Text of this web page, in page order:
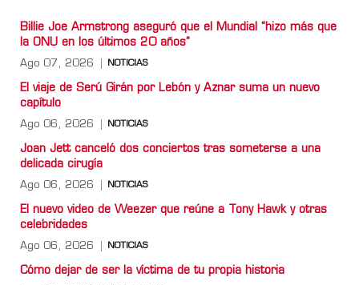
Billie Joe Armstrong aseguró que el Mundial “hizo más que
la ONU en los últimos 20 años”
Ago 07, 2026 NOTICIAS
El viaje de Serú Girán por Lebón y Aznar suma un nuevo
capítulo
Ago 06, 2026 NOTICIAS
Joan Jett canceló dos conciertos tras someterse a una
delicada cirugía
Ago 06, 2026 NOTICIAS
El nuevo video de Weezer que reúne a Tony Hawk y otras
celebridades
Ago 06, 2026 NOTICIAS
Cómo dejar de ser la víctima de tu propia historia